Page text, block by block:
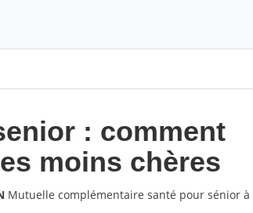
: comment
moins chères
Mutuelle complémentaire santé pour sénior à